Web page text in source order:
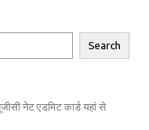
Search
नेट एडमिट कार्ड यहां से